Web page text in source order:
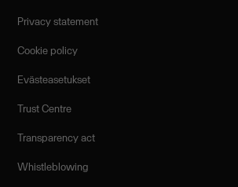
Privacy statement
Cookie policy
Evästeasetukset
Trust Centre
Transparency act
Whistleblowing